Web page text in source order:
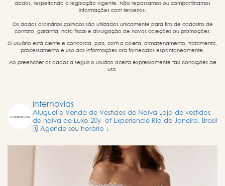
dados, respeitando a legislação vigente. Não repassamos ou compartilhamos
informações com terceiros.
Os dados ordinários colhidos são utilizados unicamente para fins de cadastro de
contato, garantia, nota fiscal e divulgação de novas coleções ou promoções.
O usuário está ciente e concorda, pois, com a coleta, armazenamento, tratamento,
processamento e uso das informações ora fornecidas espontaneamente.
Ao preencher os dados a seguir o usuário aceita expressamente tais condições de
uso.
internovias
Aluguel e Venda de Vestidos de Noiva Loja de vestidos
de noiva de Luxo 20y. of Experiencie Rio de Janeiro, Brasil
🗓️ Agende seu horário ↓